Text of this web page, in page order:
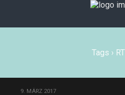
Tags ›
9. MÄRZ 2017